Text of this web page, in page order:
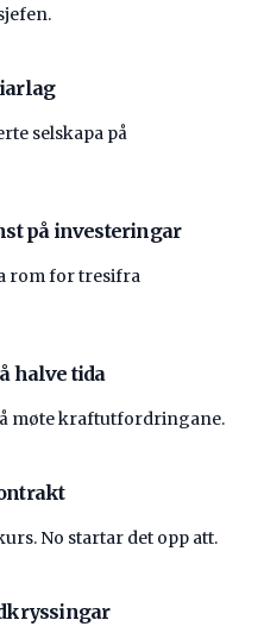
selskapa på
på investeringar
rom for tresifra
halve tida
møte kraftutfordringane.
No startar det opp att.